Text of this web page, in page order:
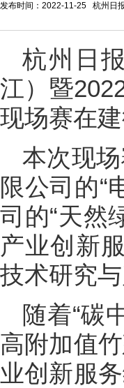
发布时间：2022-11-25 杭州日
杭州日
江）暨
现场赛在建
本次现
限公司的“
司的“天然
产业创新
技术研究与
随着“碳
高附加值
业创新服